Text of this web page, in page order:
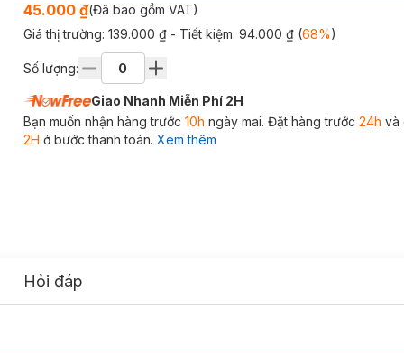
45.000 ₫(Đã bao gồm VAT)
Giá thị trường: 139.000 ₫ - Tiết kiệm: 94.000 ₫(68%)
Số lượng:
Giao Nhanh Miễn Phí 2H
Bạn muốn nhận hàng trước 10h ngày mai. Đặt hàng trước 24h và
2H ở bước thanh toán. Xem thêm
Hỏi đáp